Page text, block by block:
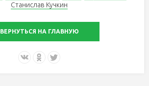
Станислав Кучкин
ВЕРНУТЬСЯ НА ГЛАВНУЮ